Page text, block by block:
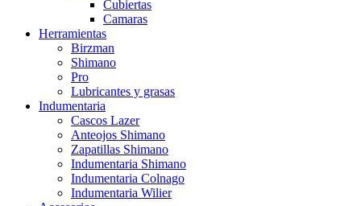
Cubiertas
Camaras
Herramientas
Birzman
Shimano
Pro
Lubricantes y grasas
Indumentaria
Cascos Lazer
Anteojos Shimano
Zapatillas Shimano
Indumentaria Shimano
Indumentaria Colnago
Indumentaria Wilier